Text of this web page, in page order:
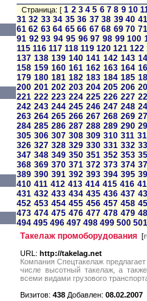
Страница: [1 2 3 4 5 6 7 8 9 10
31 32 33 34 35 36 37 38 39 40 41
61 62 63 64 65 66 67 68 69 70 71
91 92 93 94 95 96 97 98 99 100
115 116 117 118 119 120 121 122
137 138 139 140 141 142 143
158 159 160 161 162 163 164
179 180 181 182 183 184 185
200 201 202 203 204 205 206
221 222 223 224 225 226 227
242 243 244 245 246 247 248
263 264 265 266 267 268 269
284 285 286 287 288 289 290
305 306 307 308 309 310 311
326 327 328 329 330 331 332
347 348 349 350 351 352 353
368 369 370 371 372 373 374
389 390 391 392 393 394 395
410 411 412 413 414 415 416
431 432 433 434 435 436 437
452 453 454 455 456 457 458
473 474 475 476 477 478 479
494 495 496 497 498 499 500 501
Такелаж промоборудования [
URL: http://takelag.net
Компания Спецтакелаж
числе высотный такелаж, а
всеми видами грузового
Визитов: 438 Добавлен: 08.02.2007